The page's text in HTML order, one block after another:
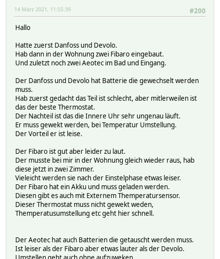
#200
14 März 2021, 11:55:39
Hallo
Hatte zuerst Danfoss und Devolo.
Hab dann in der Wohnung zwei Fibaro eingebaut.
Und zuletzt noch zwei Aeotec im Bad und Eingang.
Der Danfoss und Devolo hat Batterie die gewechselt werden
muss.
Hab zuerst gedacht das Teil ist schlecht, aber mitlerweilen ist
das der beste Thermostat.
Der Nachteil ist das die Innere Uhr sehr ungenau läuft.
Er muss gewekt werden, bei Temperatur Umstellung.
Der Vorteil er ist leise.
Der Fibaro ist gut aber leider zu laut.
Der musste bei mir in der Wohnung gleich wieder raus, hab
diese jetzt in zwei Zimmer.
Vieleicht werden sie nach der Einstelphase etwas leiser.
Der Fibaro hat ein Akku und muss geladen werden.
Diesen gibt es auch mit Externem Themperatursensor.
Dieser Thermostat muss nicht gewekt weden,
Themperatusumstellung etc geht hier schnell.
Der Aeotec hat auch Batterien die getauscht werden muss.
Ist leiser als der Fibaro aber etwas lauter als der Devolo.